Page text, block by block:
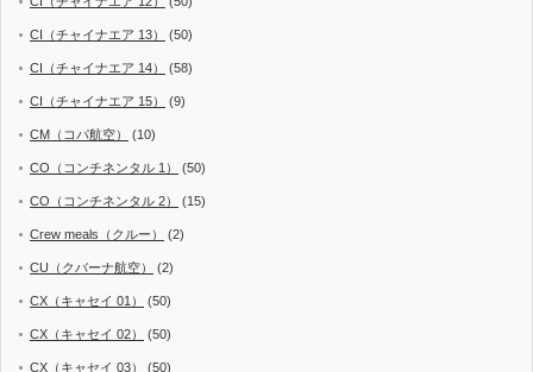
CI（チャイナエア 13） (50)
CI（チャイナエア 14） (58)
CI（チャイナエア 15） (9)
CM（コパ航空） (10)
CO（コンチネンタル 1） (50)
CO（コンチネンタル 2） (15)
Crew meals（クルー） (2)
CU（クバーナ航空） (2)
CX（キャセイ 01） (50)
CX（キャセイ 02） (50)
CX（キャセイ 03） (50)